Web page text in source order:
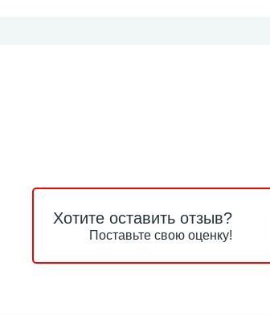
Хотите оставить отзыв?
Поставьте свою оценку!